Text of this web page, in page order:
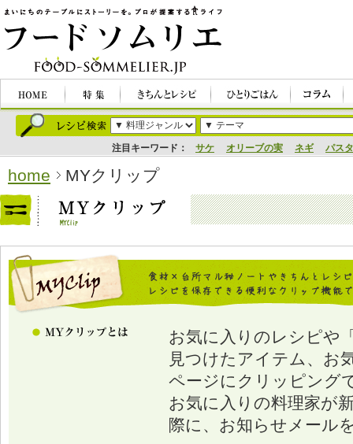
注目キーワード： サケ オリーブの実 ネギ パスタ
home MYクリップ
お気に入りのレシピや
見つけたアイテム、お
ページにクリッピング
お気に入りの料理家が
際に、お知らせメール